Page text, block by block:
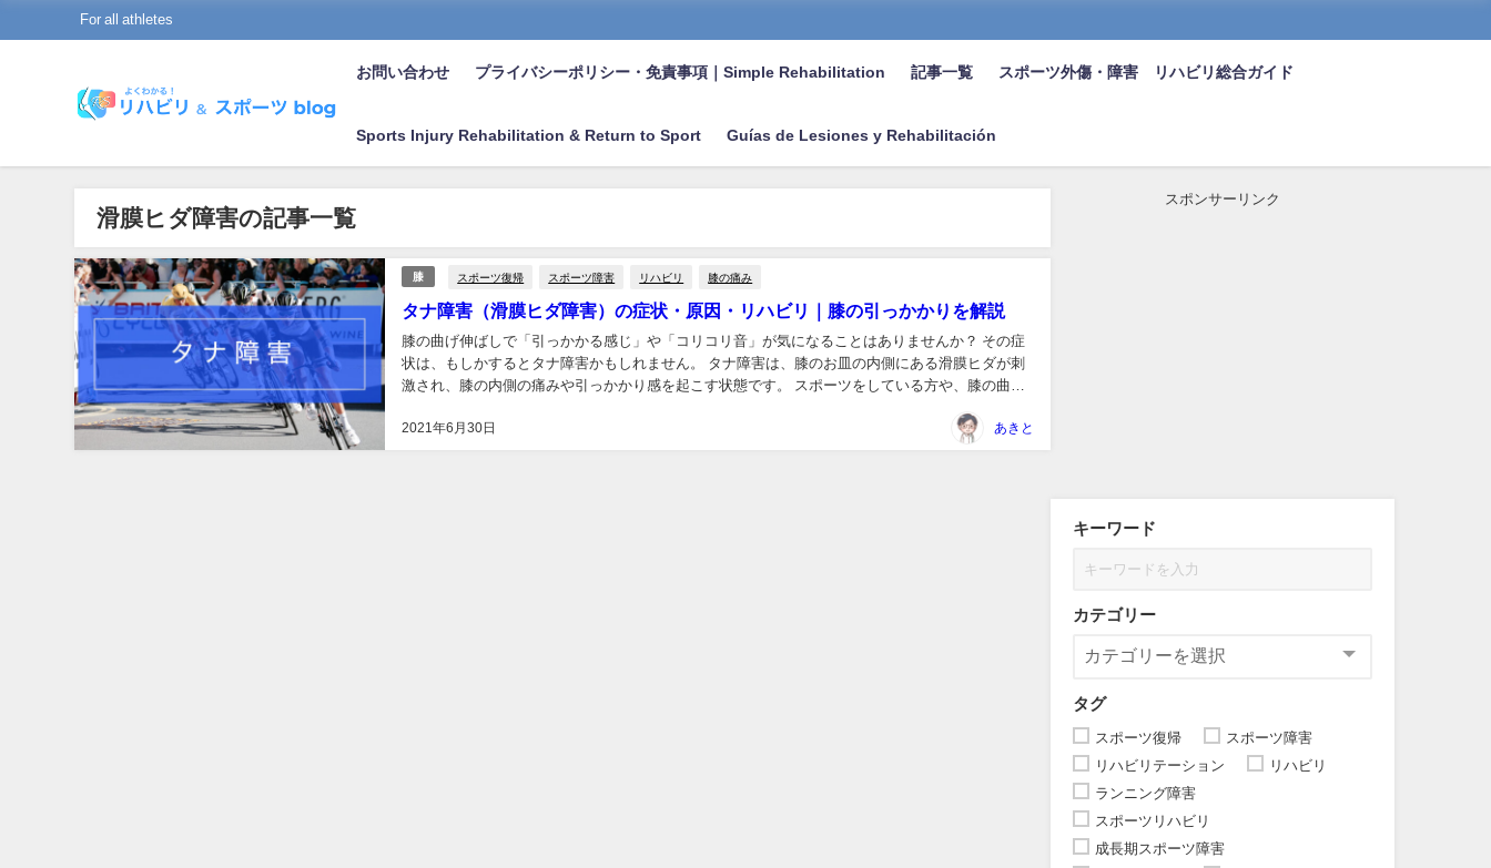
For all athletes
お問い合わせ プライバシーポリシー・免責事項｜Simple Rehabilitation 記事一覧 スポーツ外傷・障害 リハビリ総合ガイド
Sports Injury Rehabilitation & Return to Sport Guías de Lesiones y Rehabilitación
滑膜ヒダ障害の記事一覧
膝 スポーツ復帰 スポーツ障害 リハビリ 膝の痛み
タナ障害（滑膜ヒダ障害）の症状・原因・リハビリ｜膝の引っかかりを解説
2021年6月30日
膝の曲げ伸ばしで「引っかかる感じ」や「コリコリ音」が気になることはありませんか？ その症
状は、もしかするとタナ障害かもしれません。 タナ障害は、膝のお皿の内側にある滑膜ヒダが刺
激され、膝の内側の痛みや引っかかり感を起こす状態です。 スポーツをしている方や、膝の曲げ
あきと
スポンサーリンク
キーワード
カテゴリー
タグ
スポーツ復帰
スポーツ障害
リハビリテーション
リハビリ
ランニング障害
スポーツリハビリ
成長期スポーツ障害